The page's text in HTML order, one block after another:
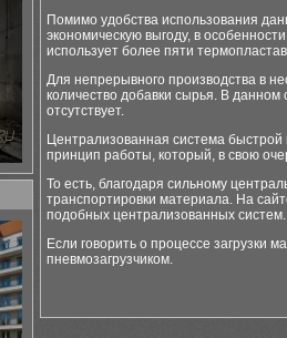
Помимо удобства использования
экономическую выгоду, в
использует более пяти
Для непрерывного производства в
количество добавки сырья. В данном
отсутствует.
Централизованная система
принцип работы, который, в свою
То есть, благодаря сильному
транспортировки материала. На
подобных централизованных систем.
Если говорить о процессе загрузки
пневмозагрузчиком.